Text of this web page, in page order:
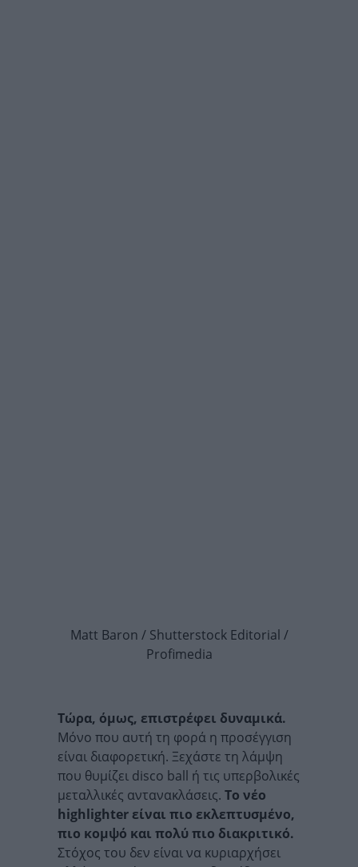
Matt Baron / Shutterstock Editorial /
Profimedia
Τώρα, όμως, επιστρέφει δυναμικά.
Μόνο που αυτή τη φορά η προσέγγιση
είναι διαφορετική. Ξεχάστε τη λάμψη
που θυμίζει disco ball ή τις υπερβολικές
μεταλλικές αντανακλάσεις. Το νέο
highlighter είναι πιο εκλεπτυσμένο,
πιο κομψό και πολύ πιο διακριτικό.
Στόχος του δεν είναι να κυριαρχήσει